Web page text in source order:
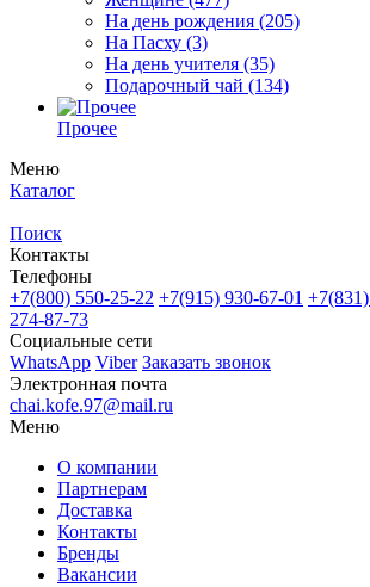
На день рождения (205)
На Пасху (3)
На день учителя (35)
Подарочный чай (134)
Прочее
Меню
Каталог
Поиск
Контакты
Телефоны
+7(800) 550-25-22 +7(915) 930-67-01 +7(831)
274-87-73
Социальные сети
WhatsApp Viber Заказать звонок
Электронная почта
chai.kofe.97@mail.ru
Меню
О компании
Партнерам
Доставка
Контакты
Бренды
Вакансии